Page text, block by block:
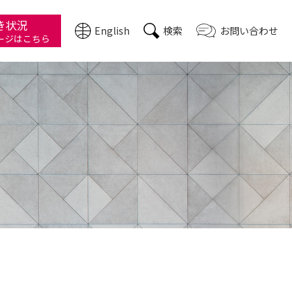
状況
ジはこちら
English 検索 お問い合わせ